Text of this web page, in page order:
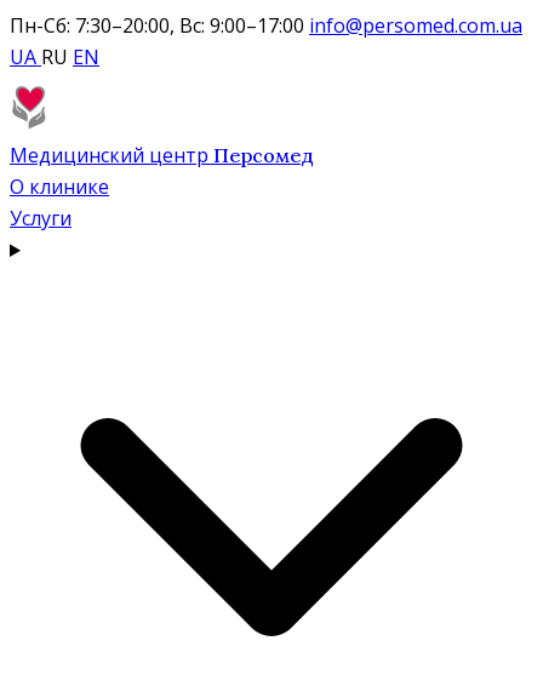
Пн-Сб: 7:30–20:00, Вс: 9:00–17:00 info@persomed.com.ua
UA RU EN
Медицинский центр Персомед
О клинике
Услуги